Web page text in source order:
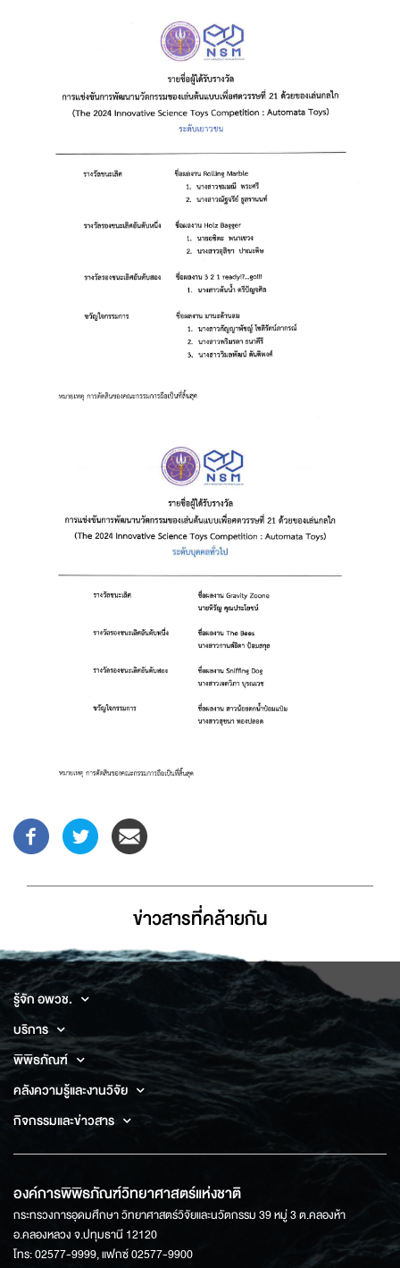
ข่าวสารที่่คล้ายกัน
รู้จัก อพวช.
บริการ
พิพิธภัณฑ์
คลังความรู้และงานวิจัย
กิจกรรมและข่าวสาร
องค์การพิพิธภัณฑ์วิทยาศาสตร์แห่งชาติ
กระทรวงการอุดมศึกษา วิทยาศาสตร์วิจัยและนวัตกรรม 39 หมู่ 3 ต.คลองห้า
อ.คลองหลวง จ.ปทุมธานี 12120
โทร: 02577-9999, แฟกซ์ 02577-9900